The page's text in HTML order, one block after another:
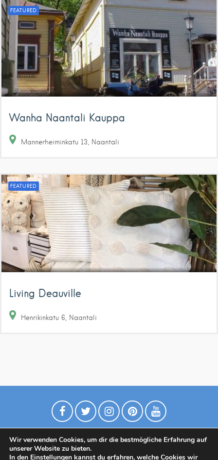
FEATURED
Wanha Naantali Kauppa
Mannerheiminkatu 13 Naantali
FEATURED
Living Deauville
Henrikinkatu 6 Naantali
Wir verwenden Cookies, um dir die bestmögliche Erfahrung auf
unserer Website zu bieten.
In den Einstellungen kannst du erfahren, welche Cookies wir